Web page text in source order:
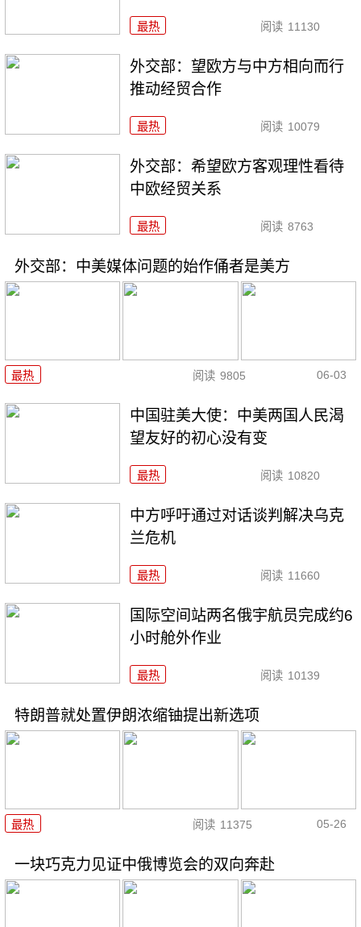
最热 阅读 11130
外交部：望欧方与中方相向而行
推动经贸合作
最热 阅读 10079
外交部：希望欧方客观理性看待
中欧经贸关系
最热 阅读 8763
外交部：中美媒体问题的始作俑者是美方
最热 阅读 9805 06-03
中国驻美大使：中美两国人民渴
望友好的初心没有变
最热 阅读 10820
中方呼吁通过对话谈判解决乌克
兰危机
最热 阅读 11660
国际空间站两名俄宇航员完成约6
小时舱外作业
最热 阅读 10139
特朗普就处置伊朗浓缩铀提出新选项
最热 阅读 11375 05-26
一块巧克力见证中俄博览会的双向奔赴